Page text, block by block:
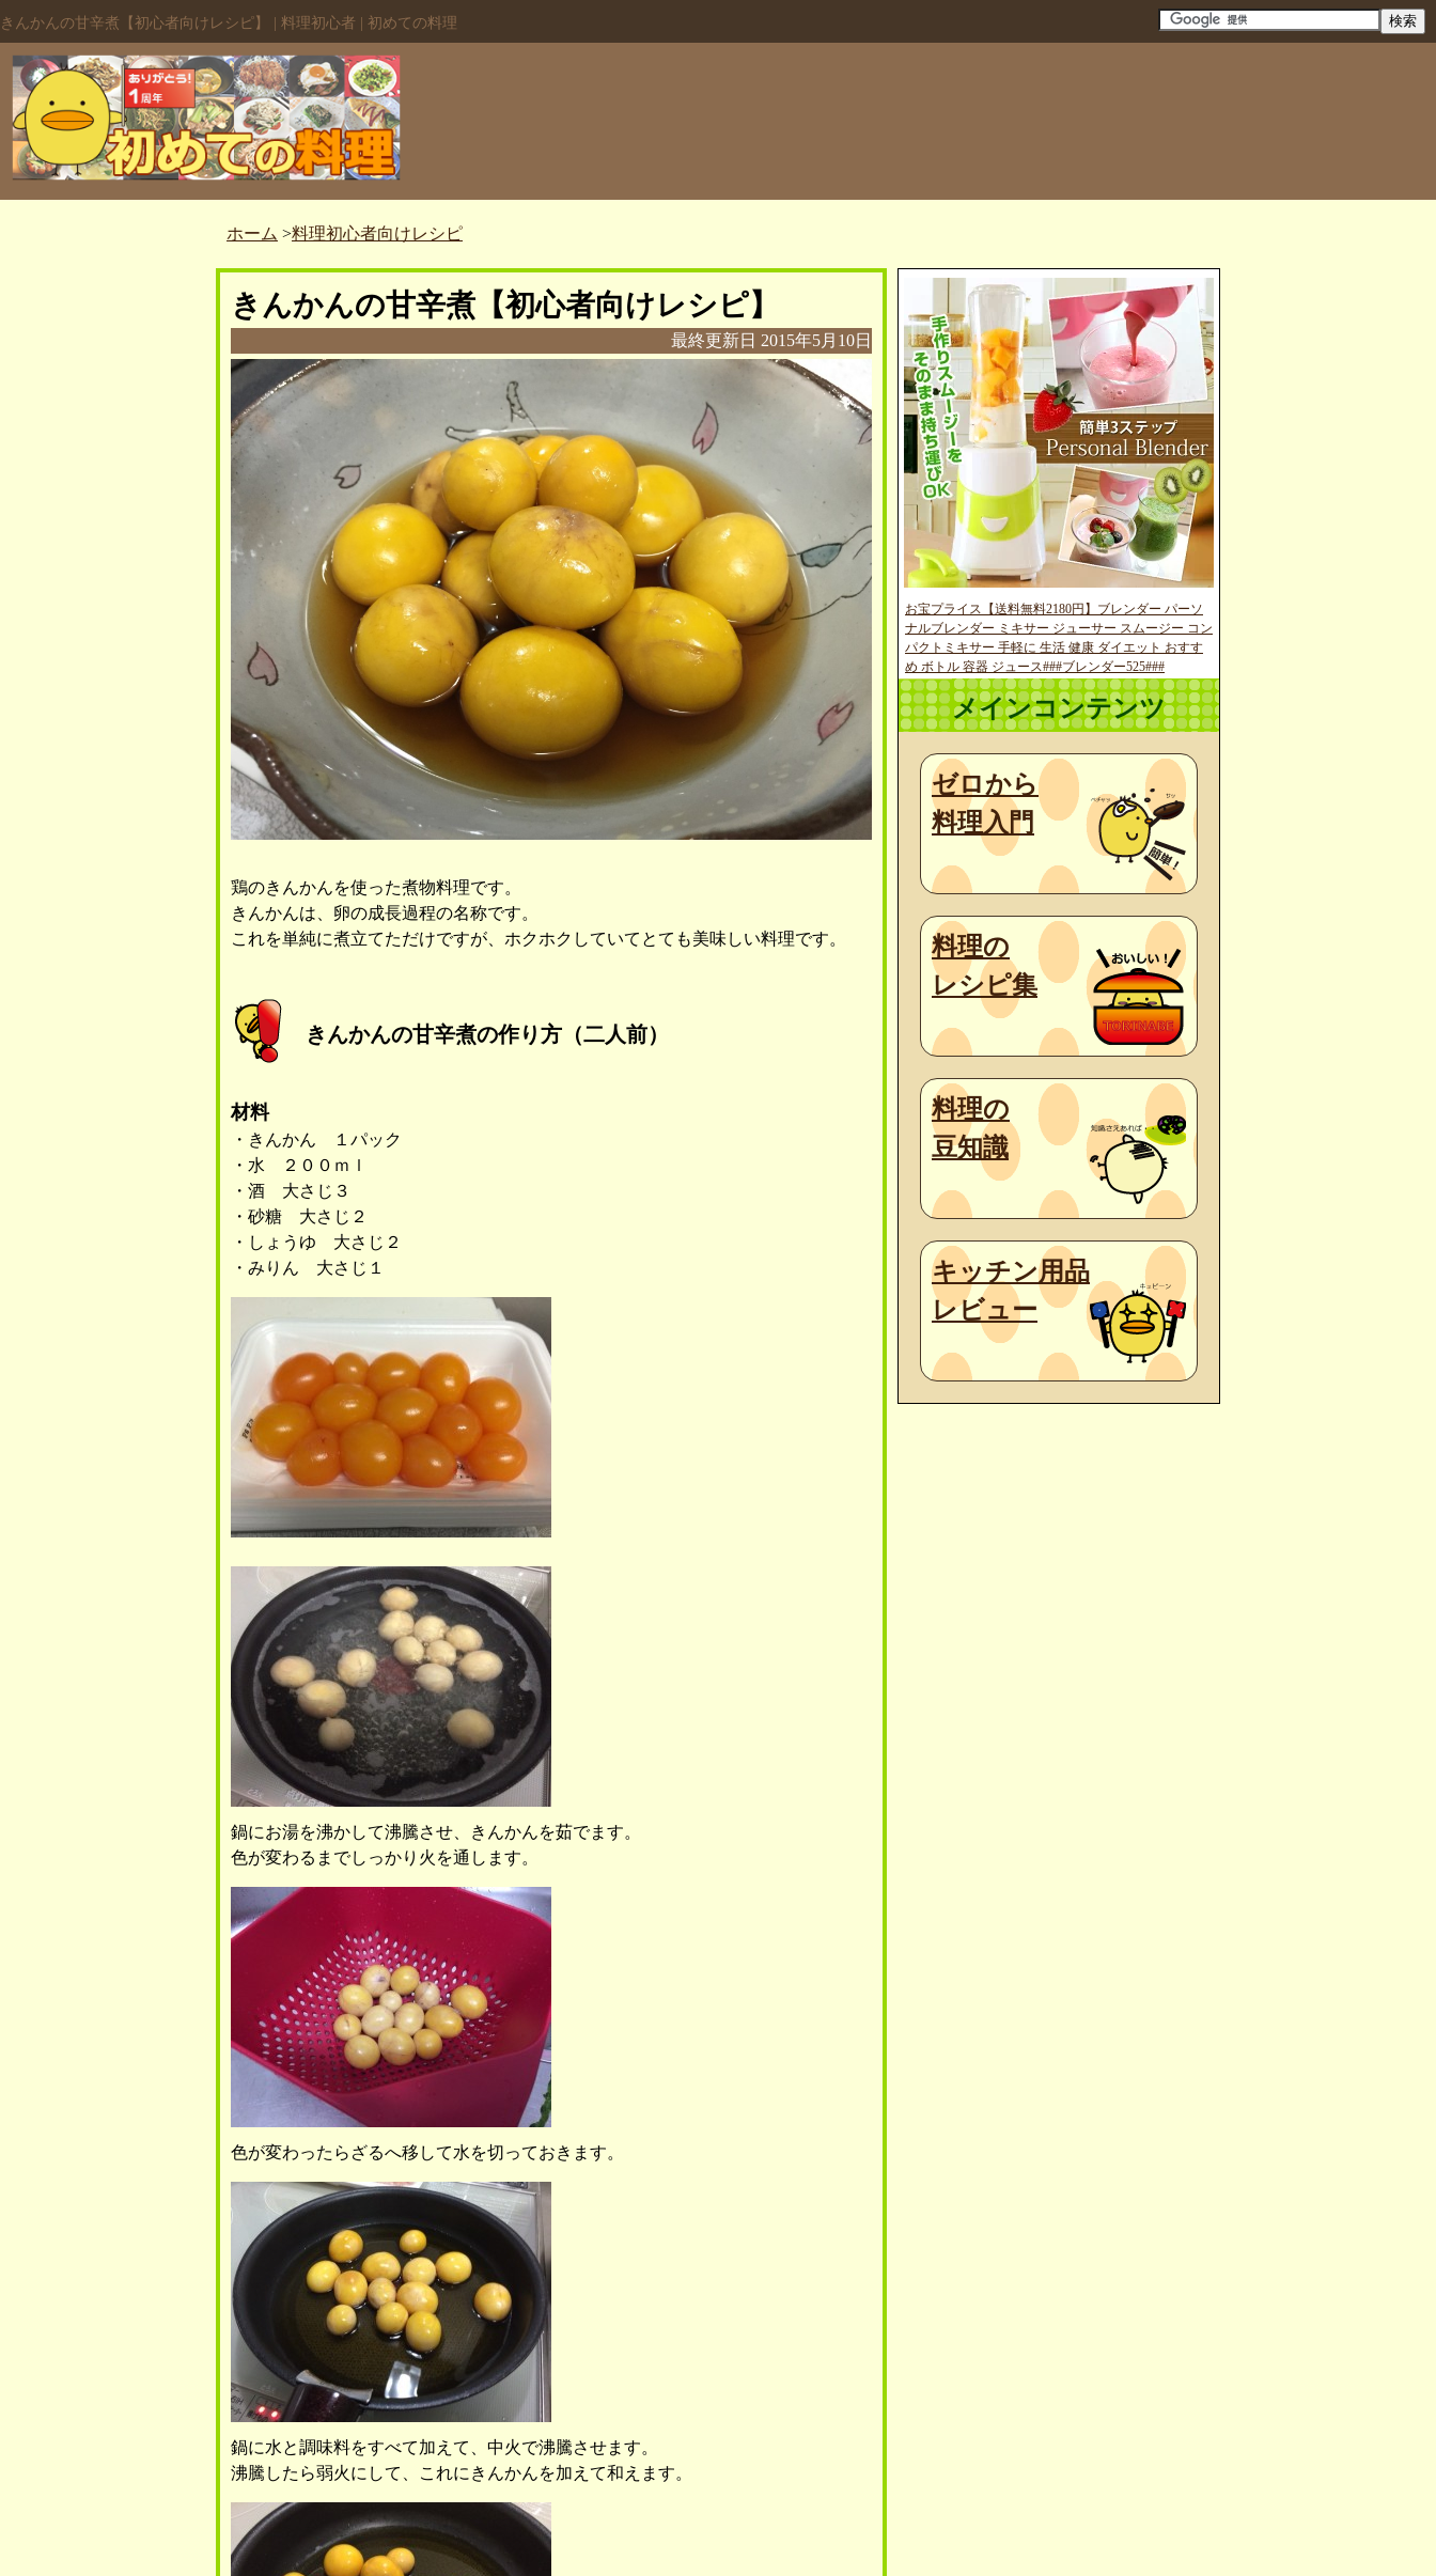
きんかんの甘辛煮【初心者向けレシピ】 | 料理初心者 | 初めての料理
ホーム >料理初心者向けレシピ
きんかんの甘辛煮【初心者向けレシピ】
最終更新日 2015年5月10日
鶏のきんかんを使った煮物料理です。
きんかんは、卵の成長過程の名称です。
これを単純に煮立てただけですが、ホクホクしていてとても美味しい料理です。
きんかんの甘辛煮の作り方（二人前）
材料
・きんかん １パック
・水 ２００ｍｌ
・酒 大さじ３
・砂糖 大さじ２
・しょうゆ 大さじ２
・みりん 大さじ１
鍋にお湯を沸かして沸騰させ、きんかんを茹でます。
色が変わるまでしっかり火を通します。
色が変わったらざるへ移して水を切っておきます。
鍋に水と調味料をすべて加えて、中火で沸騰させます。
沸騰したら弱火にして、これにきんかんを加えて和えます。
お宝プライス【送料無料2180円】ブレンダー パーソ
ナルブレンダー ミキサー ジューサー スムージー コン
パクトミキサー 手軽に 生活 健康 ダイエット おすす
め ボトル 容器 ジュース###ブレンダー525###
メインコンテンツ
ゼロから
料理入門
料理の
レシピ集
料理の
豆知識
キッチン用品
レビュー